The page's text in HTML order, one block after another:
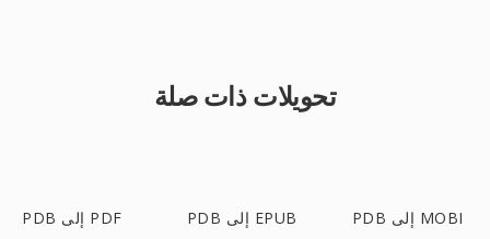
تحويلات ذات صلة
PDB إلى PDF PDB إلى EPUB PDB إلى MOBI